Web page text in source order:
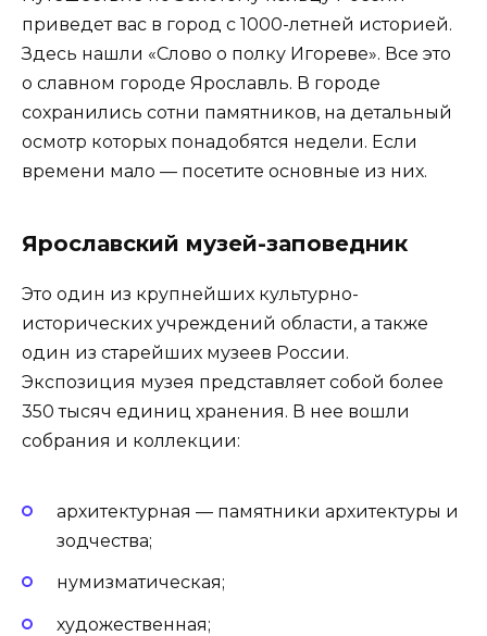
приведет вас в город с 1000-летней историей.
Здесь нашли «Слово о полку Игореве». Все это
о славном городе Ярославль. В городе
сохранились сотни памятников, на детальный
осмотр которых понадобятся недели. Если
времени мало — посетите основные из них.
Ярославский музей-заповедник
Это один из крупнейших культурно-
исторических учреждений области, а также
один из старейших музеев России.
Экспозиция музея представляет собой более
350 тысяч единиц хранения. В нее вошли
собрания и коллекции:
архитектурная — памятники архитектуры и
зодчества;
нумизматическая;
художественная;